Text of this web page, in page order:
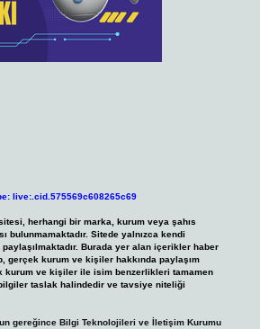
live:.cid.575569c608265c69
herhangi bir marka, kurum veya şahıs
bulunmamaktadır. Sitede yalnızca kendi
paylaşılmaktadır. Burada yer alan içerikler haber
gerçek kurum ve kişiler hakkında paylaşım
kurum ve kişiler ile isim benzerlikleri tamamen
taslak halindedir ve tavsiye niteliği
gereğince Bilgi Teknolojileri ve İletişim Kurumu